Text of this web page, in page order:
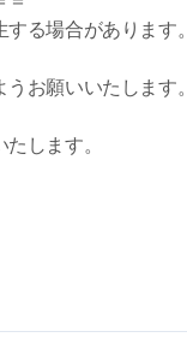
る場合があります。
お願いいたします。
します。